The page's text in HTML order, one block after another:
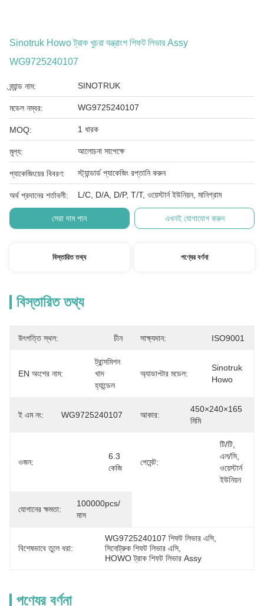
Sinotruk Howo ট্রাক খুচরা যন্ত্রাংশ শিফট লিভার Assy
WG9725240107
ব্র্যান্ড নাম: SINOTRUK
মডেল নম্বর: WG9725240107
MOQ: 1 ধারক
মূল্য: আলোচনা সাপেক্ষে
প্যাকেজিংয়ের বিবরণ: স্ট্যান্ডার্ড প্যাকেজিং রপ্তানি করুন
অর্থ প্রদানের শর্তাবলী: L/C, D/A, D/P, T/T, ওয়েস্টার্ন ইউনিয়ন, মানিগ্রাম
সেরা দাম পান এখনই যোগাযোগ করুন
বিস্তারিত তথ্য পণ্যের বর্ণনা
বিস্তারিত তথ্য
উৎপত্তি স্থল: চীন সাক্ষ্যদান: ISO9001
EN অংশের নাম:
ট্রান্সমিশন
খাদ
হ্যান্ডেল
অ্যাডাপ্টার মডেল:
Sinotruk
Howo
ই এম নং: WG9725240107 আকার:
450×240×165
মিমি
ওজন:
6.3
কেজি
পেমেন্ট:
টি/টি,
এল/সি,
ওয়েস্টার্ন
ইউনিয়ন
যোগানের ক্ষমতা:
100000pcs/
মাস
বিশেষভাবে তুলে ধরা:
WG9725240107 শিফট লিভার এসি
সিনোট্রুক শিফট লিভার এসি
HOWO ট্রাক শিফট লিভার Assy
পণ্যের বর্ণনা